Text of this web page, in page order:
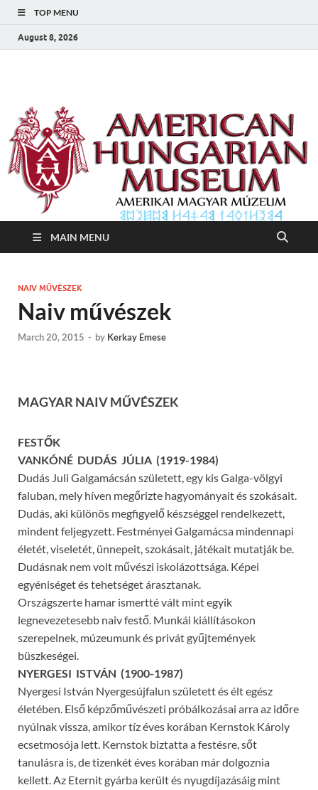
TOP MENU
August 8, 2026
Amerikai Magyar
Múzeum
MAIN MENU
NAIV MŰVÉSZEK
Naiv művészek
March 20, 2015 - by Kerkay Emese
MAGYAR NAIV MŰVÉSZEK
FESTŐK
VANKÓNÉ DUDÁS JÚLIA (1919-1984)
Dudás Juli Galgamácsán született, egy kis Galga-völgyi
faluban, mely híven megőrizte hagyományait és szokásait.
Dudás, aki különös megfigyelő készséggel rendelkezett,
mindent feljegyzett. Festményei Galgamácsa mindennapi
életét, viseletét, ünnepeit, szokásait, játékait mutatják be.
Dudásnak nem volt művészi iskolázottsága. Képei
egyéniséget és tehetséget árasztanak.
Országszerte hamar ismertté vált mint egyik
legnevezetesebb naiv festő. Munkái kiállításokon
szerepelnek, múzeumunk és privát gyűjtemények
büszkeségei.
NYERGESI ISTVÁN (1900-1987)
Nyergesi István Nyergesújfalun született és élt egész
életében. Első képzőművészeti próbálkozásai arra az időre
nyúlnak vissza, amikor tíz éves korában Kernstok Károly
ecsetmosója lett. Kernstok biztatta a festésre, sőt
tanulásra is, de tizenkét éves korában már dolgoznia
kellett. Az Eternit gyárba került és nyugdíjazásáig mint